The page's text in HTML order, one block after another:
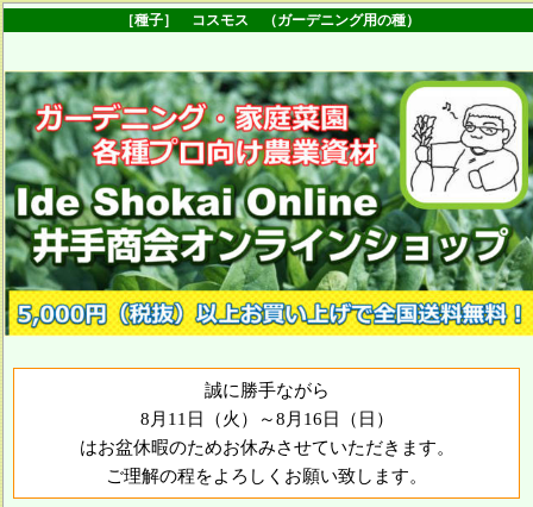
［種子］ コスモス （ガーデニング用の種）
誠に勝手ながら
8月11日（火）～8月16日（日）
はお盆休暇のためお休みさせていただきます。
ご理解の程をよろしくお願い致します。